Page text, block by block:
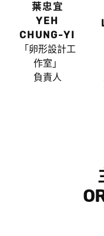
葉忠宜
YEH
CHUNG-YI
「卵形設計工
作室」
負責人